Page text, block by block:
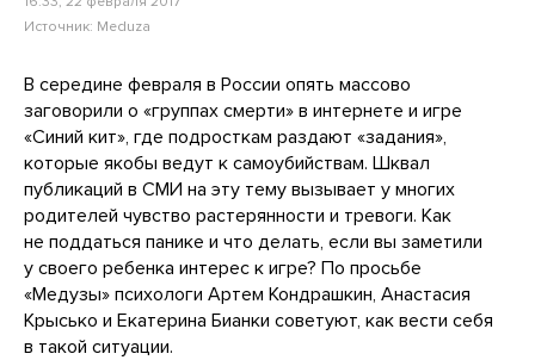
Источник: Meduza
В середине февраля в России опять массово
заговорили о «группах смерти» в интернете и игре
«Синий кит», где подросткам раздают «задания»,
которые якобы ведут к самоубийствам. Шквал
публикаций в СМИ на эту тему вызывает у многих
родителей чувство растерянности и тревоги. Как
не поддаться панике и что делать, если вы заметили
у своего ребенка интерес к игре? По просьбе
«Медузы» психологи Артем Кондрашкин, Анастасия
Крысько и Екатерина Бианки советуют, как вести себя
в такой ситуации.